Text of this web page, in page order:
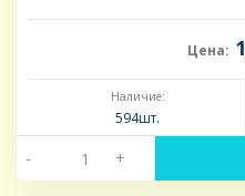
Цена:
Наличие:
594шт.
- +